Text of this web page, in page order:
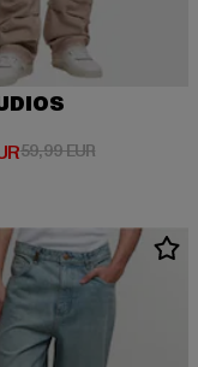
Preis: 53,99 EUR
59,99 EURAktionspreis: